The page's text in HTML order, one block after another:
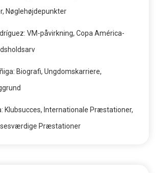
Nøglehøjdepunkter
VM-påvirkning, Copa América-
Biografi, Ungdomskarriere,
Klubsucces, Internationale Præstationer,
Præstationer